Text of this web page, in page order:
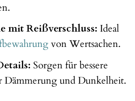
mit Reißverschluss: Ideal
von Wertsachen.
Sorgen für bessere
Dämmerung und Dunkelheit.